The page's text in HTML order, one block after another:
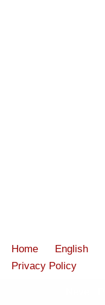
Home English
Privacy Policy